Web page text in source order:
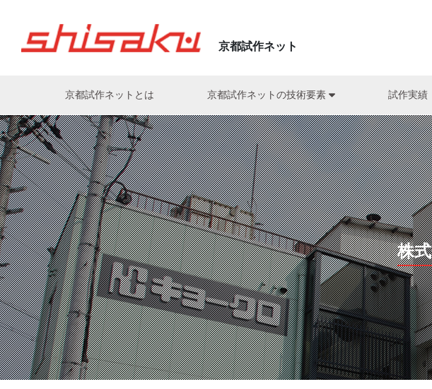
京都試作ネット
京都試作ネットとは 京都試作ネットの技術要素
電気・基板・配線・組立
マイコン制御・ソフト
樹脂
熱電発電・冷却
ゴム
プレス・板金
表面処理
工業デザイン・UI（ユーザーイン
試作実績
亀岡電子株式会社の匠
(亀岡電子株式会社)
森山孝三
(JOHNAN株式会社)
森田剛至
(菅原精機株式会社)
松崎攻人
(ヒロセ工業株式会社)
白川裕之
(株式会社PROTEC)
大槻晋義
(ユーハン工業株式会社)
片岡伸次
(株式会社ナカモト)
中村好史
(株式会社ニューネクスト)
高田慎一
(佐々木化学薬品株式会社)
義永信一郎
(株式会社神村製作所)
出口真一
(有限会社グッドウッドKYOTO)
山形勝
(宇治電器工業株式会社)
筧富幸
(株式会社京光製作所)
日高勝
(土肥板金工業株式会
河原正人 / 公文洋一
(木下電子工業株式会
藤田裕司
(共進電機株式会社)
在間圭祐
(株式会社西山ケミック
門野将勝
(株式会社衣川製作所)
株式会社アクト
有限会社荒木製作所
株式会社有田製作所
株式会社イーエル・オカモト
植田機械株式会社
宇治電器工業株式会社
エースメタル株式会社
オークラ産業株式会社
亀岡電子株式会社
株式会社神村製作所
株式会社衣川製作所
木下電子工業株式会社
株式会社キョークロ
株式会社京光製作所
株式会社 京写
共進電機株式会社
株式会社KYOSOテクノロジ
有限会社グッドウッドKYOTO
株式会社グローヴ
株式会社クロスエフェ
株式会社最上インク
佐々木化学薬品株式会
株式会社ジーマック
JOHNAN株式会社
菅原精機株式会社
株式会社ソフトディバ
高木金属株式会社
株